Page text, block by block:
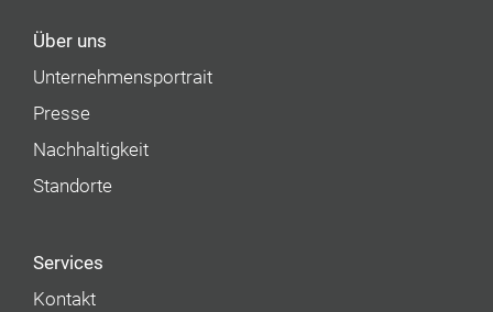
Über uns
Unternehmens­portrait
Presse
Nachhaltigkeit
Standorte
Services
Kontakt